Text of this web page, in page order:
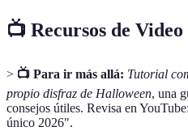
📺 Recursos de Video
> 📺 Para ir más allá: Tutorial
propio disfraz de Halloween, una
consejos útiles. Revisa en
único 2026".